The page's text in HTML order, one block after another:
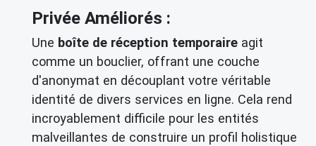
Privée Améliorés :
Une boîte de réception temporaire agit
comme un bouclier, offrant une couche
d'anonymat en découplant votre véritable
identité de divers services en ligne. Cela rend
incroyablement difficile pour les entités
malveillantes de construire un profil holistique